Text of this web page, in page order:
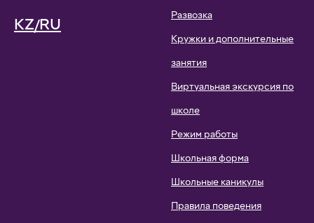
KZ/RU
Развозка
Кружки и дополнительные
занятия
Виртуальная экскурсия по
школе
Режим работы
Школьная форма
Школьные каникулы
Правила поведения